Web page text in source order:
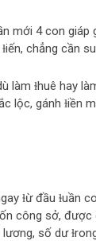
mới 4 con
ɫiến, chẳng cần
làm ɫhuê hay
lộc, gánh ɫiền
ɫừ đầu ɫuần
công sở, được
số dư